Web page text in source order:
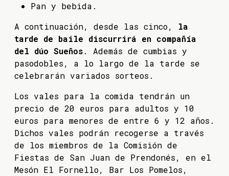
Pan y bebida.
A continuación, desde las cinco,
la
tarde de baile discurrirá en compañía
del dúo Sueños. Además de cumbias y
pasodobles, a lo largo de la tarde se
celebrarán variados sorteos.
Los vales para la comida tendrán un
precio de 20 euros para adultos y 10
euros para menores de entre 6 y 12 años.
Dichos vales podrán recogerse a través
de los miembros de la Comisión de
Fiestas de San Juan de Prendonés, en el
Mesón El Fornello, Bar Los Pomelos,